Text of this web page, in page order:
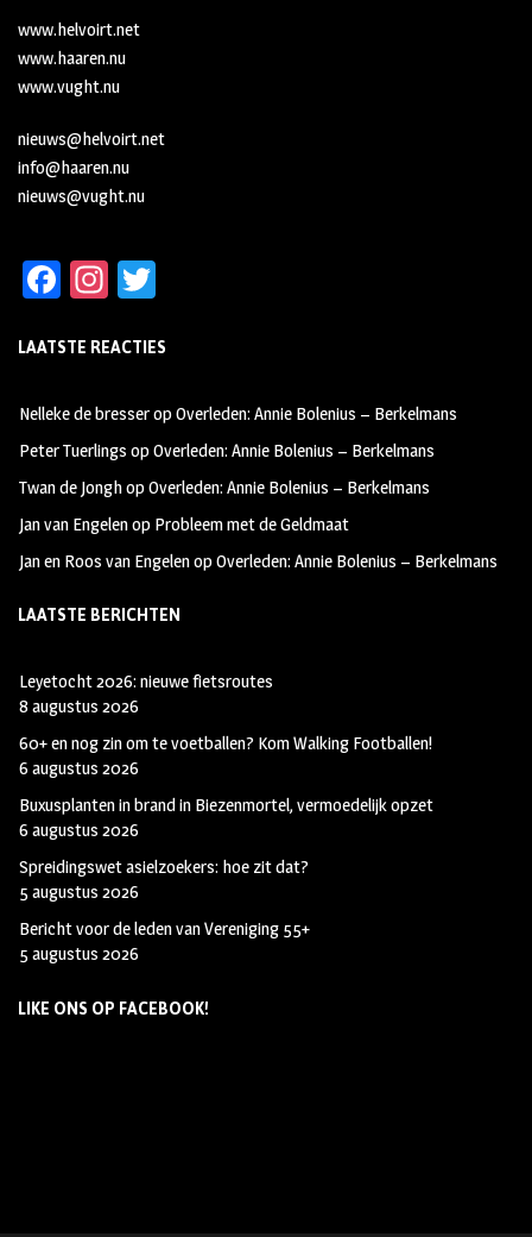
www.helvoirt.net
www.haaren.nu
www.vught.nu
nieuws@helvoirt.net
info@haaren.nu
nieuws@vught.nu
Fa
b
oo
k
In
ag
m
tt
LAATSTE REACTIES
Nelleke de bresseropOverleden: Annie Bolenius – Berkelmans
Peter Tuerlings opOverleden: Annie Bolenius – Berkelmans
Twan de JonghopOverleden: Annie Bolenius – Berkelmans
Jan van Engelenop Probleem met de Geldmaat
Jan en Roos van EngelenopOverleden: Annie Bolenius – Berkelmans
LAATSTE BERICHTEN
Leyetocht 2026: nieuwe fietsroutes
8 augustus 2026
60+ en nog zin om te voetballen? Kom Walking Footballen!
6 augustus 2026
Buxusplanten in brand in Biezenmortel, vermoedelijk opzet
6 augustus 2026
Spreidingswet asielzoekers: hoe zit dat?
5 augustus 2026
Bericht voor de leden van Vereniging 55+
5 augustus 2026
LIKE ONS OP FACEBOOK!